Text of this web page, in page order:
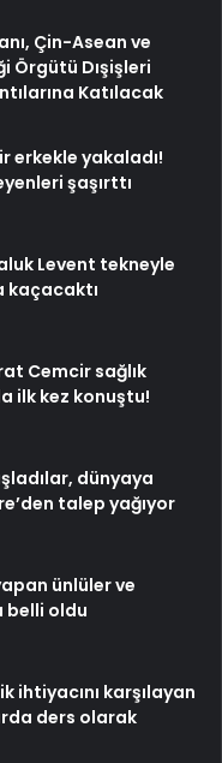
Çin-Asean ve
Örgütü Dışişleri
Katılacak
erkekle yakaladı!
şaşırttı
Levent tekneyle
kaçacaktı
Cemcir sağlık
ilk kez konuştu!
dünyaya
talep yağıyor
ünlüler ve
belli oldu
ihtiyacını karşılayan
ders olarak